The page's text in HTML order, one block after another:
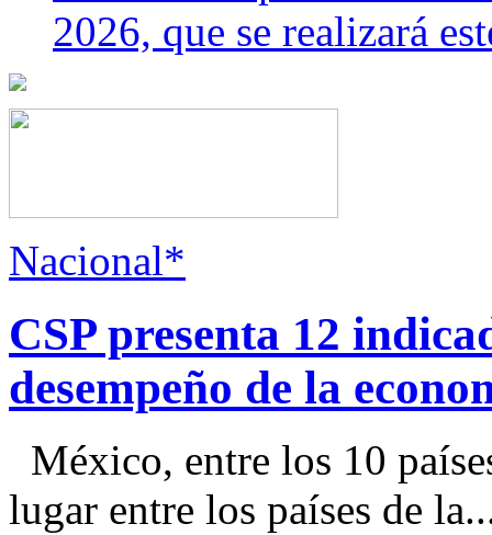
2026, que se realizará
Nacional*
CSP presenta 12
desempeño de la
México, entre los 10
lugar entre los países de